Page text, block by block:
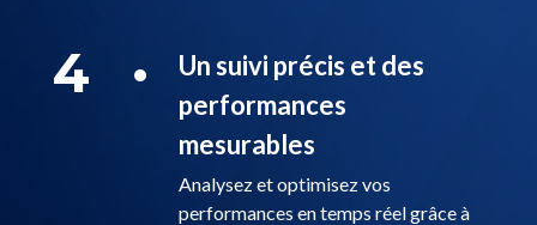
4
Un suivi précis et des
performances
mesurables
Analysez et optimisez vos
performances en temps réel grâce à